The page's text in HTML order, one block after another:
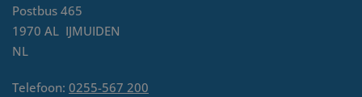
Postbus 465
1970 AL IJMUIDEN
NL
Telefoon: 0255-567 200